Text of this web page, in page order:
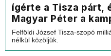
ígérte a Tisza párt,
Magyar Péter a
Felföldi József Tisza-szopó
nélkül közöljük.